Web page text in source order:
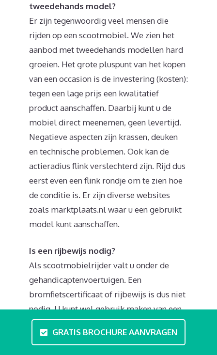
tweedehands model?
Er zijn tegenwoordig veel mensen die
rijden op een scootmobiel. We zien het
aanbod met tweedehands modellen hard
groeien. Het grote pluspunt van het kopen
van een occasion is de investering (kosten):
tegen een lage prijs een kwalitatief
product aanschaffen. Daarbij kunt u de
mobiel direct meenemen, geen levertijd.
Negatieve aspecten zijn krassen, deuken
en technische problemen. Ook kan de
actieradius flink verslechterd zijn. Rijd dus
eerst even een flink rondje om te zien hoe
de conditie is. Er zijn diverse websites
zoals marktplaats.nl waar u een gebruikt
model kunt aanschaffen.
Is een rijbewijs nodig?
Als scootmobielrijder valt u onder de
gehandicaptenvoertuigen. Een
bromfietscertificaat of rijbewijs is dus niet
nodig. U kunt wel gebruik maken van een
lokale rijvaardigheidscursus of theorie-
opleiding. Binnen deze
GRATIS BROCHURE AANVRAGEN